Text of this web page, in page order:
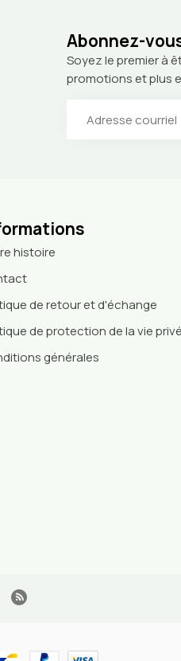
Abonnez-
Soyez le premier à
promotions et plus
histoire
de retour et d'échange
de protection de la vie
générales